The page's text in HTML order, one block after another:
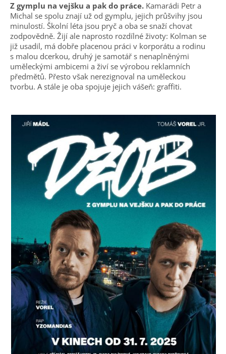
Z gymplu na vejšku a pak do práce. Kamarádi Petr a
Michal se spolu znají už od gymplu, jejich průšvihy jsou
minulostí. Školní léta jsou pryč a oba se snaží chovat
zodpovědně. Žijí ale naprosto rozdílné životy: Kolman se
již usadil, má dobře placenou práci v korporátu a rodinu
s malou dcerkou, druhý je samotář s nenaplněnými
uměleckými ambicemi a živí se výrobou reklamních
předmětů. Přesto však nerezignoval na uměleckou
tvorbu. A stále je oba spojuje jejich vášeň: graffiti.